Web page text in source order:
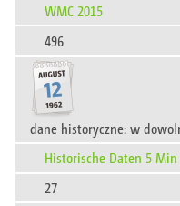
WMC 2015
496
dane historyczne: w
Historische Daten 5 Min
27